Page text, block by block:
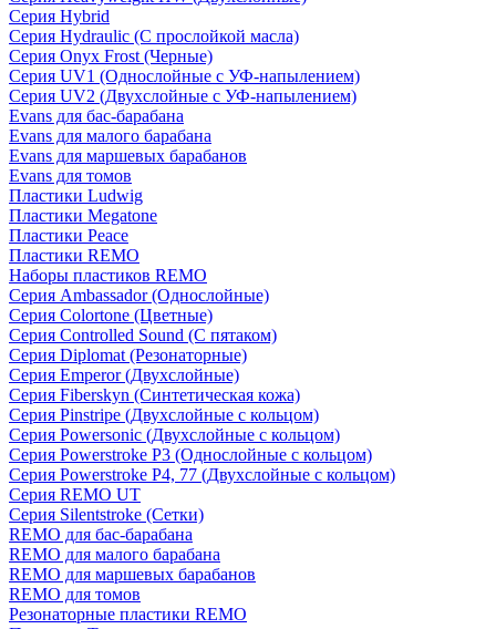
Серия Hybrid
Серия Hydraulic (С прослойкой масла)
Серия Onyx Frost (Черные)
Серия UV1 (Однослойные с УФ-напылением)
Серия UV2 (Двухслойные с УФ-напылением)
Evans для бас-барабана
Evans для малого барабана
Evans для маршевых барабанов
Evans для томов
Пластики Ludwig
Пластики Megatone
Пластики Peace
Пластики REMO
Наборы пластиков REMO
Серия Ambassador (Однослойные)
Серия Colortone (Цветные)
Серия Controlled Sound (С пятаком)
Серия Diplomat (Резонаторные)
Серия Emperor (Двухслойные)
Серия Fiberskyn (Синтетическая кожа)
Серия Pinstripe (Двухслойные с кольцом)
Серия Powersonic (Двухслойные с кольцом)
Серия Powerstroke P3 (Однослойные с кольцом)
Серия Powerstroke P4, 77 (Двухслойные с кольцом)
Серия REMO UT
Серия Silentstroke (Сетки)
REMO для бас-барабана
REMO для малого барабана
REMO для маршевых барабанов
REMO для томов
Резонаторные пластики REMO